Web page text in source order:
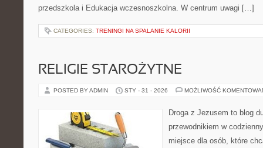
przedszkola i Edukacja wczesnoszkolna. W centrum uwagi […]
CATEGORIES: TRENINGI NA SPALANIE KALORII
RELIGIE STAROŻYTNE
POSTED BY ADMIN STY - 31 - 2026 MOŻLIWOŚĆ
Droga z Jezusem to blog
przewodnikiem w
miejsce dla osób, które